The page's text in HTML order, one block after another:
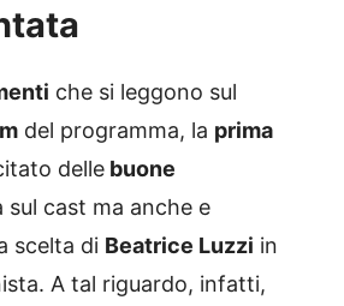
che si leggono sul
del programma, la prima
delle buone
sul cast ma anche e
scelta di Beatrice Luzzi in
A tal riguardo, infatti,